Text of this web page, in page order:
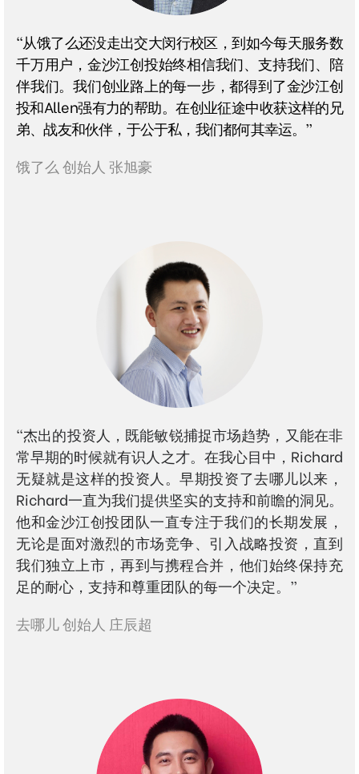
"从饿了么还没走出交大闵行校区，到如今每天服务数
千万用户，金沙江创投始终相信我们、支持我们、陪
伴我们。我们创业路上的每一步，都得到了金沙江创
投和Allen强有力的帮助。在创业征途中收获这样的兄
弟、战友和伙伴，于公于私，我们都何其幸运。”
饿了么 创始人 张旭豪
"杰出的投资人，既能敏锐捕捉市场趋势，又能在非
常早期的时候就有识人之才。在我心目中，Richard
无疑就是这样的投资人。早期投资了去哪儿以来，
Richard一直为我们提供坚实的支持和前瞻的洞见。
他和金沙江创投团队一直专注于我们的长期发展，
无论是面对激烈的市场竞争、引入战略投资，直到
我们独立上市，再到与携程合并，他们始终保持充
足的耐心，支持和尊重团队的每一个决定。”
去哪儿 创始人 庄辰超